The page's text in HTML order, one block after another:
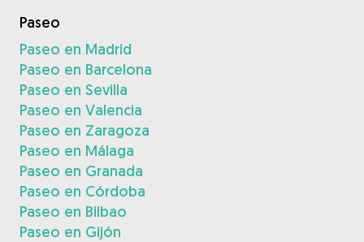
Paseo
Paseo en Madrid
Paseo en Barcelona
Paseo en Sevilla
Paseo en Valencia
Paseo en Zaragoza
Paseo en Málaga
Paseo en Granada
Paseo en Córdoba
Paseo en Bilbao
Paseo en Gijón